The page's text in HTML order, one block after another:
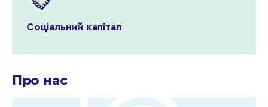
Соціальний капітал
Про нас